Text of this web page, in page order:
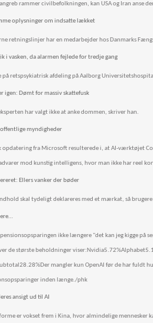
rammer civilbefolkningen, kan USA og Iran anse
oplysninger om indsatte lækket
retningslinjer har en medarbejder hos Danmarks
i vasken, da alarmen fejlede for tredje gang
på retspsykiatrisk afdeling på Aalborg
igen: Dømt for massiv skattefusk
har valgt ikke at anke dommen, skriver han.
myndigheder
opdatering fra Microsoft resulterede i, at AI-værktøjet
mod kunstig intelligens, hvor man ikke har reel
Ellers vanker der bøder
skal tydeligt deklareres med et mærkat, så
pensionsopsparingen ikke længere "det kan jeg kigge på
de største beholdninger
mangler kun OpenAI før de har fuldt
inden længe./phk
ansigt ud til AI
er vokset frem i Kina, hvor almindelige mennesker